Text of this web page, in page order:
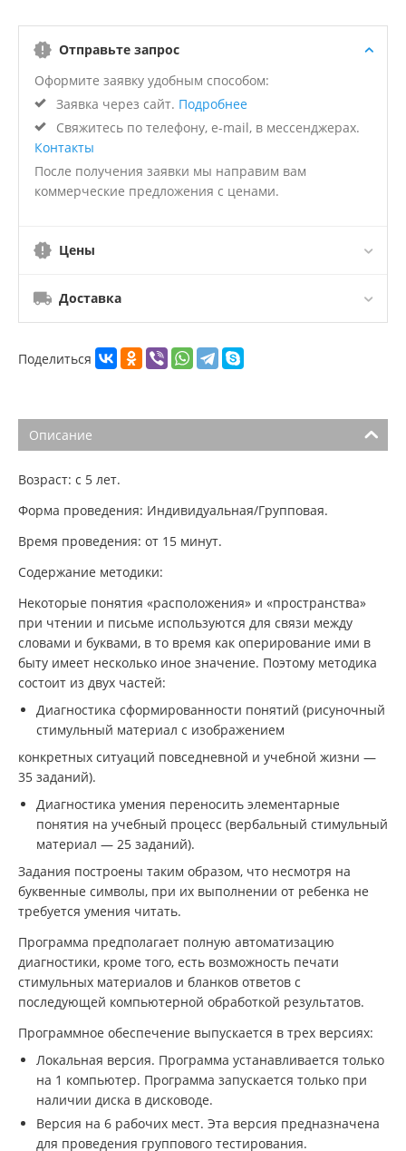
Отправьте запрос
Оформите заявку удобным способом:
Заявка через сайт. Подробнее
Свяжитесь по телефону, e-mail, в мессенджерах.
Контакты
После получения заявки мы направим вам
коммерческие предложения с ценами.
Цены
Доставка
Поделиться
Описание
Возраст: с 5 лет.
Форма проведения: Индивидуальная/Групповая.
Время проведения: от 15 минут.
Содержание методики:
Некоторые понятия «расположения» и «пространства»
при чтении и письме используются для связи между
словами и буквами, в то время как оперирование ими в
быту имеет несколько иное значение. Поэтому методика
состоит из двух частей:
Диагностика сформированности понятий (рисуночный
стимульный материал с изображением
конкретных ситуаций повседневной и учебной жизни —
35 заданий).
Диагностика умения переносить элементарные
понятия на учебный процесс (вербальный стимульный
материал — 25 заданий).
Задания построены таким образом, что несмотря на
буквенные символы, при их выполнении от ребенка не
требуется умения читать.
Программа предполагает полную автоматизацию
диагностики, кроме того, есть возможность печати
стимульных материалов и бланков ответов с
последующей компьютерной обработкой результатов.
Программное обеспечение выпускается в трех версиях:
Локальная версия. Программа устанавливается только
на 1 компьютер. Программа запускается только при
наличии диска в дисководе.
Версия на 6 рабочих мест. Эта версия предназначена
для проведения группового тестирования.